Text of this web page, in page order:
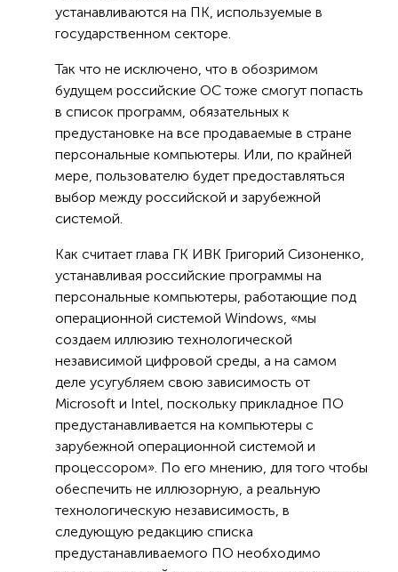
устанавливаются на ПК, используемые в
государственном секторе.
Так что не исключено, что в обозримом
будущем российские ОС тоже смогут попасть
в список программ, обязательных к
предустановке на все продаваемые в стране
персональные компьютеры. Или, по крайней
мере, пользователю будет предоставляться
выбор между российской и зарубежной
системой.
Как считает глава ГК ИВК Григорий Сизоненко,
устанавливая российские программы на
персональные компьютеры, работающие под
операционной системой Windows, «мы
создаем иллюзию технологической
независимой цифровой среды, а на самом
деле усугубляем свою зависимость от
Microsoft и Intel, поскольку прикладное ПО
предустанавливается на компьютеры с
зарубежной операционной системой и
процессором». По его мнению, для того чтобы
обеспечить не иллюзорную, а реальную
технологическую независимость, в
следующую редакцию списка
предустанавливаемого ПО необходимо